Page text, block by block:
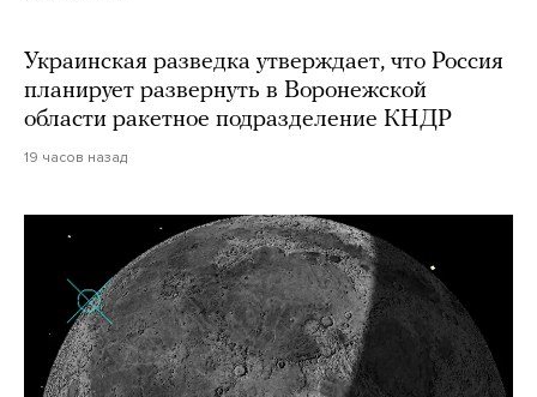
Украинская разведка утверждает, что Россия
планирует развернуть в Воронежской
области ракетное подразделение КНДР
19 часов назад